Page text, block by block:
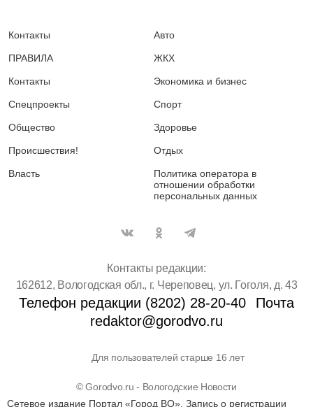
Контакты
ПРАВИЛА
Контакты
Спецпроекты
Общество
Происшествия!
Власть
Авто
ЖКХ
Экономика и бизнес
Спорт
Здоровье
Отдых
Политика оператора в
отношении обработки
персональных данных
Контакты редакции:
162612, Вологодская обл., г. Череповец, ул. Гоголя, д. 43
Телефон редакции (8202) 28-20-40
Почта
redaktor@gorodvo.ru
Для пользователей старше 16 лет
© Gorodvo.ru - Вологодские Новости
Сетевое издание Портал «Город ВО». Запись о регистрации